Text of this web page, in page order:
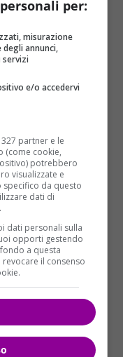
le tensioni si
La giovane ha
fisiche
AMICHE”
di Pavia,
uscisse fuori con
e che si
‘Non sei come
come le tue
si vestono
rimasta
la madre non
altri familiari a
per:
misurazione
annunci,
servizi
e/o accedervi
partner e le
(come cookie,
potrebbero
visualizzate e
specifico da questo
dati di
.
dati personali sulla
opporti gestendo
a questa
il consenso